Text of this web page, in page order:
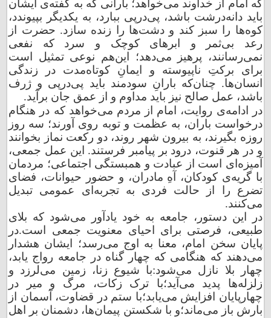
که امام از خداوند می‌خواهد؛ بارانی که به گفته‌ی ایشان
باید دانه‌درشت باشد، پی‌در‌پی ببارد، به یکدیگر بپیوندد،
کوه‌ها را سبز کند و دشت‌ها را زنده سازد. حضرت از
رعد بی‌ثمر و ابرهای کوچک و سرد که نفعی
نمی‌رسانند، پرهیز می‌دهد؛ این‌هم نوعی تمثیل است
برای برکتِ ناپیوسته و ایمانِ کوتاه‌مدت در زندگی
انسان‌ها. چنان‌که بارانِ سودمند باید پی‌در‌پی و ژرف
باشد، عمل صالح نیز باید مداوم و از عمق جان برآید.
در ادامه‌ی روایت، امام از مردم می‌خواهد که در هنگام
درخواست باران، به عظمت و توبه روی آورند؛ سه روز
روزه بگیرند، به بیرون شهر روند، دو رکعت نماز بخوانند
و در هر قنوت، درود بر پیامبر فرستند. این عمل جمعی،
آمیزه‌ای است از عبادت و همبستگی اجتماعی؛ مردمان
با گریه‌ی کودکان، آهِ مادران، و حضور حیوانات، فضای
تضرع را از حالت فردی به تجربه‌ای عمومی تبدیل
می‌کنند.
در این دستور، جامعه به خود یادآور می‌شود که بلای
طبیعی، فرصتی برای احیای معنویت جمعی است.در
پایان سخن امام، معنا به اوج می‌رسد؛ ایشان هشدار
می‌دهند که هنگامی که چهار گناه در جامعه رواج یابد،
چهار بلا نازل می‌شود:با شیوع زنا، زمین می‌لرزد و
زلزله‌ها پدید می‌آید؛با ترک زکات، مرگ و میر در
چهارپایان افزایش می‌یابد؛با ستم در قضاوت، آسمان از
بارش باز می‌ماند؛و با شکستن پیمان‌ها، دشمنان بر اهل